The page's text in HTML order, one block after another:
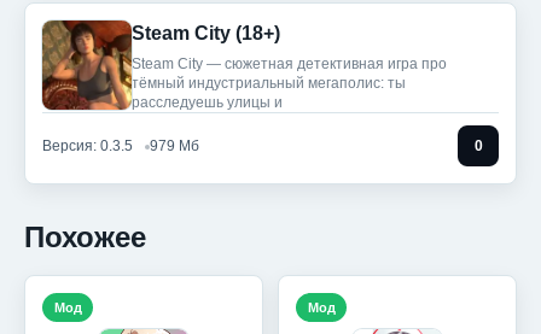
Steam City (18+)
Steam City — сюжетная детективная игра про
тёмный индустриальный мегаполис: ты
расследуешь улицы и
Версия: 0.3.5 979 Мб 0
Похожее
Мод Мод